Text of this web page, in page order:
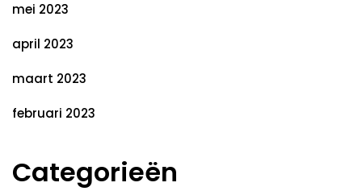
mei 2023
april 2023
maart 2023
februari 2023
Categorieën